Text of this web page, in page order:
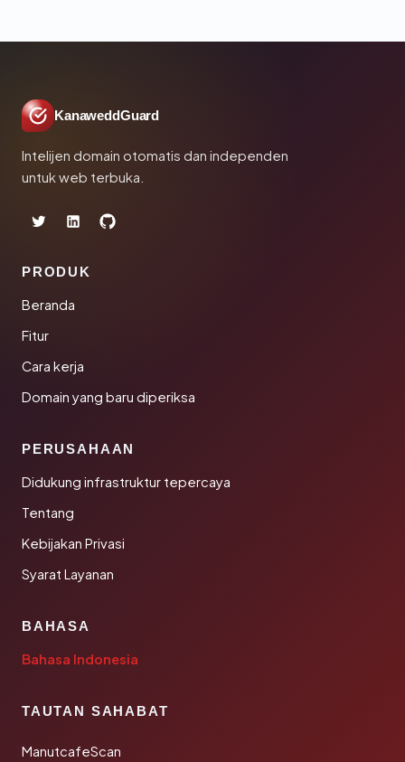
KanaweddGuard
Intelijen domain otomatis dan independen
untuk web terbuka.
PRODUK
Beranda
Fitur
Cara kerja
Domain yang baru diperiksa
PERUSAHAAN
Didukung infrastruktur tepercaya
Tentang
Kebijakan Privasi
Syarat Layanan
BAHASA
Bahasa Indonesia
TAUTAN SAHABAT
ManutcafeScan